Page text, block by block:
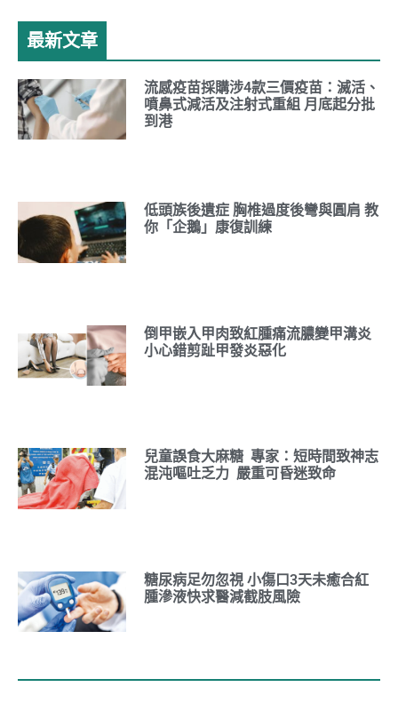
最新文章
流感疫苗採購涉4款三價疫苗：滅活、
噴鼻式減活及注射式重組 月底起分批
到港
低頭族後遺症 胸椎過度後彎與圓肩 教
你「企鵝」康復訓練
倒甲嵌入甲肉致紅腫痛流膿變甲溝炎
小心錯剪趾甲發炎惡化
兒童誤食大麻糖 專家：短時間致神志
混沌嘔吐乏力 嚴重可昏迷致命
糖尿病足勿忽視 小傷口3天未癒合紅
腫滲液快求醫減截肢風險